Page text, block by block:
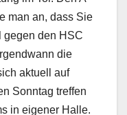
man an, dass Sie
gegen den HSC
die
aktuell auf
Sonntag treffen
in eigener Halle.